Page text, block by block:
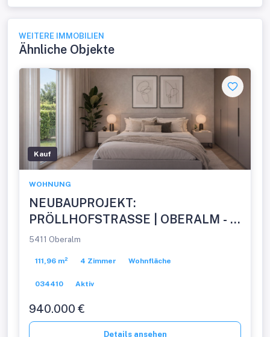
WEITERE IMMOBILIEN
Ähnliche Objekte
Kauf
WOHNUNG
NEUBAUPROJEKT:
PRÖLLHOFSTRASSE | OBERALM - 4
Zimmer Gartenwohnung -
5411 Oberalm
111,96 m² 4 Zimmer Wohnfläche
034410 Aktiv
940.000 €
Details ansehen